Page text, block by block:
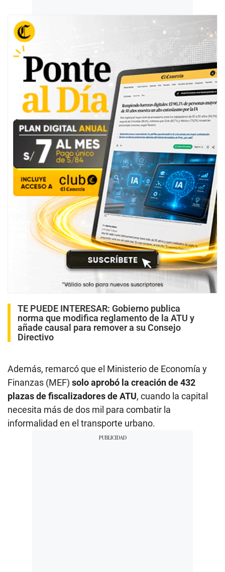
TE PUEDE INTERESAR: Gobierno publica
norma que modifica reglamento de la ATU y
añade causal para remover a su Consejo
Directivo
Además, remarcó que el Ministerio de Economía y
Finanzas (MEF) solo aprobó la creación de 432
plazas de fiscalizadores de ATU, cuando la capital
necesita más de dos mil para combatir la
informalidad en el transporte urbano.